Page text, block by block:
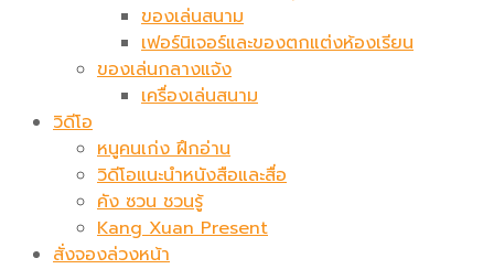
ของเล่นสนาม
เฟอร์นิเจอร์และของตกแต่งห้องเรียน
ของเล่นกลางแจ้ง
เครื่องเล่นสนาม
วิดีโอ
หนูคนเก่ง ฝึกอ่าน
วิดีโอแนะนำหนังสือและสื่อ
คัง ซวน ชวนรู้
Kang Xuan Present
สั่งจองล่วงหน้า